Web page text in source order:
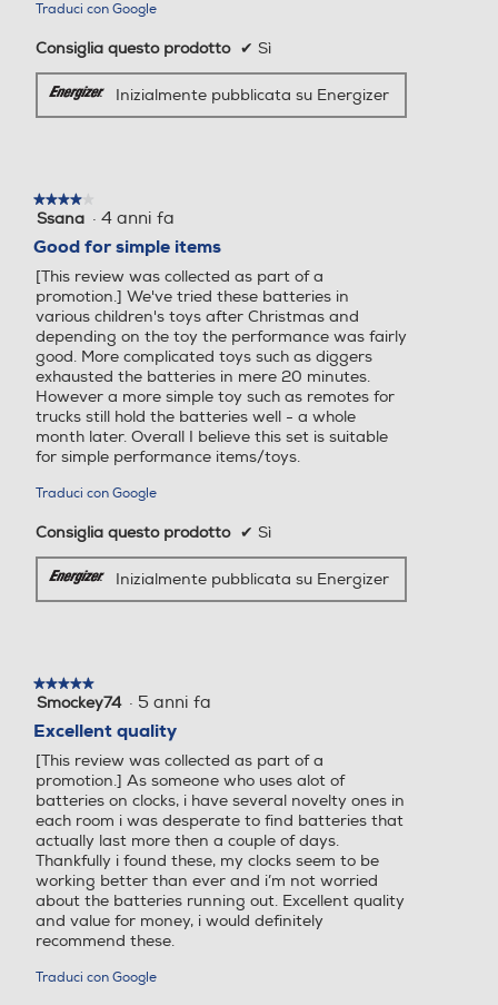
Traduci con Google
Consiglia questo prodotto ✔ Sì
Inizialmente pubblicata su Energizer
★★★★★
★★★★★
4
5
stelle.
Ssana · 4 anni fa
Good for simple items
[This review was collected as part of a
promotion.] We've tried these batteries in
various children's toys after Christmas and
depending on the toy the performance was fairly
good. More complicated toys such as diggers
exhausted the batteries in mere 20 minutes.
However a more simple toy such as remotes for
trucks still hold the batteries well - a whole
month later. Overall I believe this set is suitable
for simple performance items/toys.
Traduci con Google
Consiglia questo prodotto ✔ Sì
Inizialmente pubblicata su Energizer
★★★★★
★★★★★
5
5
stelle.
Smockey74 · 5 anni fa
Excellent quality
[This review was collected as part of a
promotion.] As someone who uses alot of
batteries on clocks, i have several novelty ones in
each room i was desperate to find batteries that
actually last more then a couple of days.
Thankfully i found these, my clocks seem to be
working better than ever and i’m not worried
about the batteries running out. Excellent quality
and value for money, i would definitely
recommend these.
Traduci con Google